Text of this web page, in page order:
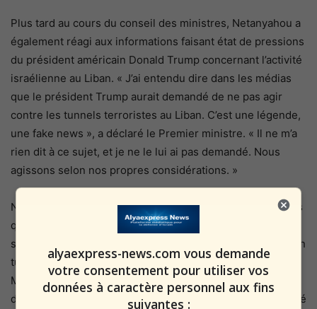
Plus tard au cours du conseil des ministres, Netanyahou a
également réagi aux informations faisant état de pressions
du président américain Donald Trump concernant l’activité
israélienne au Liban. « J’ai entendu dire dans les médias
que le président Trump aurait demandé de ne pas agir
contre les tunnels terroristes au Liban. C’est une légende,
une fake news », a déclaré le Premier ministre. « Il ne m’a
rien dit à ce sujet, et je ne le lui ai pas demandé. Nous
agissons selon nos propres considérations. »
Netanyahou a tenu ces propos environ une semaine après
que Tsahal a annoncé avoir détruit une infrastructure
souterraine du Hezbollah dans le sud du Liban. Il s’agit d’un
tunnel d’environ 200 mètres de long dans la zone de
Majdal Zoun, surnommé la « forteresse des drones », où
des centaines de moyens de combat et de lanceurs ont été
alyaexpress-news.com vous demande
votre consentement pour utiliser vos
données à caractère personnel aux fins
suivantes :